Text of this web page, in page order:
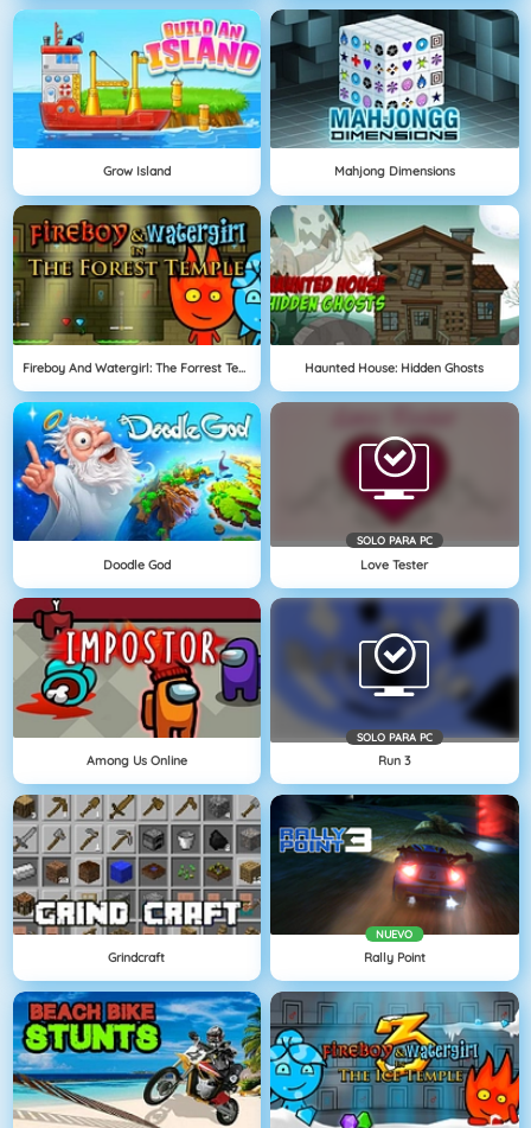
Grow Island Mahjong Dimensions
Fireboy And Watergirl: The Forrest Temple Haunted House: Hidden Ghosts
Doodle God
SOLO PARA PC
Love Tester
Among Us Online
SOLO PARA PC
Run 3
Grindcraft
NUEVO
Rally Point